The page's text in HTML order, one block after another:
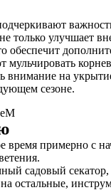
только улучшает
обеспечит
мульчировать
внимание на
сезоне.
время примерно с
садовый
остальные,